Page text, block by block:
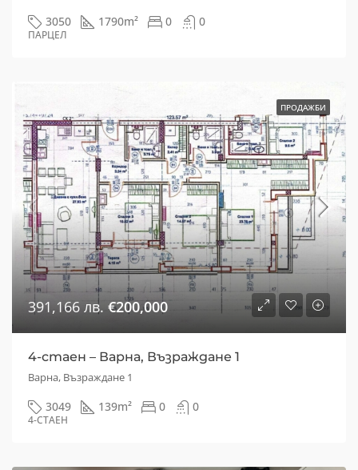
3050 1790m² 0 0
ПАРЦЕЛ
ПРОДАЖБИ
391,166 лв. €200,000
4-стаен – Варна, Възраждане 1
Варна, Възраждане 1
3049 139m² 0 0
4-СТАЕН